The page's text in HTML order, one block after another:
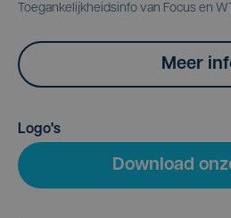
Toegankelijkheidsinfo van Focus en
Meer
Logo's
Download